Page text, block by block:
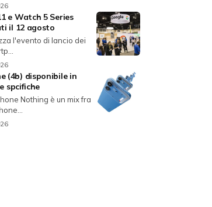
e Watch 5 Series
il 12 agosto
l'evento di lancio dei
(4b) disponibile in
spcifiche
Nothing è un mix fra